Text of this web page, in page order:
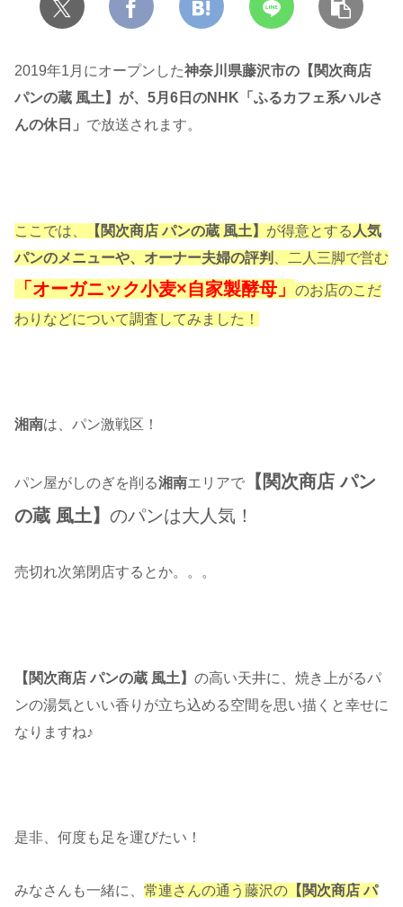
2019年1月にオープンした神奈川県藤沢市の【関次商店
パンの蔵 風土】が、5月6日のNHK「ふるカフェ系ハルさ
んの休日」 で放送されます。
ここでは、 【関次商店 パンの蔵 風土】 が得意とする 人気
パンのメニューや、オーナー夫婦の評判
、二人三脚で営む
「オーガニック小麦×自家製酵母」
のお店のこだ
わりなどについて調査してみました！
湘南は、パン激戦区！
パン屋がしのぎを削る湘南エリアで
【関次商店 パン
の蔵 風土】 のパンは大人気！
売切れ次第閉店するとか。。。
【関次商店 パンの蔵 風土】 の高い天井に、焼き上がるパ
ンの湯気といい香りが立ち込める空間を思い描くと幸せに
なりますね♪
是非、何度も足を運びたい！
みなさんも一緒に、 常連さんの通う藤沢の 【関次商店 パ